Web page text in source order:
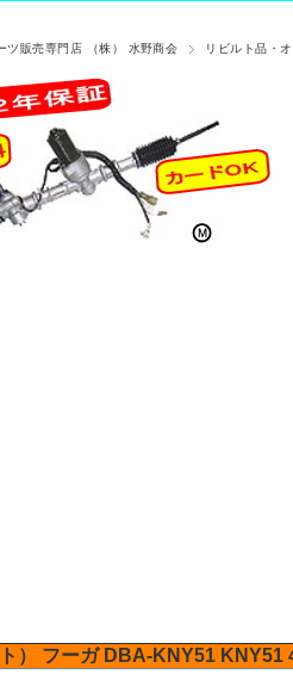
ツ販売専門店 （株） 水野商会 リビルト品・
） フーガ DBA-KNY51 KNY51